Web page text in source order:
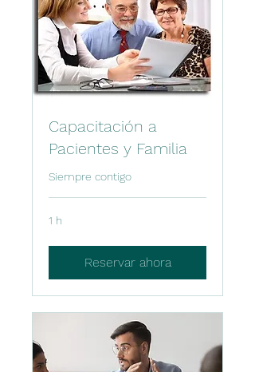
Capacitación a
Pacientes y Familia
Siempre contigo
1 h
Reservar ahora